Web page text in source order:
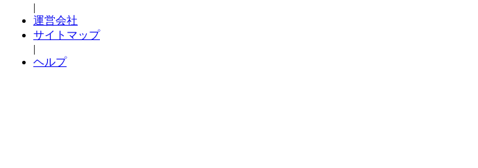
|
運営会社
サイトマップ
|
ヘルプ